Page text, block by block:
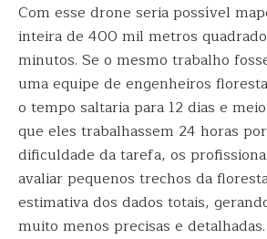
Com esse drone seria possível
inteira de 400 mil metros
minutos. Se o mesmo trabalho
uma equipe de engenheiros
o tempo saltaria para 12 dias e
que eles trabalhassem 24 horas
dificuldade da tarefa, os
avaliar pequenos trechos da
estimativa dos dados totais,
muito menos precisas e detalhadas.